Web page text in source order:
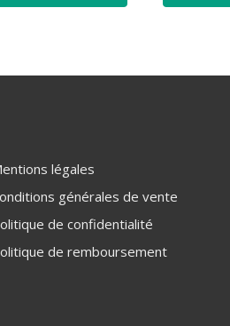
légales
générales de vente
de confidentialité
de remboursement